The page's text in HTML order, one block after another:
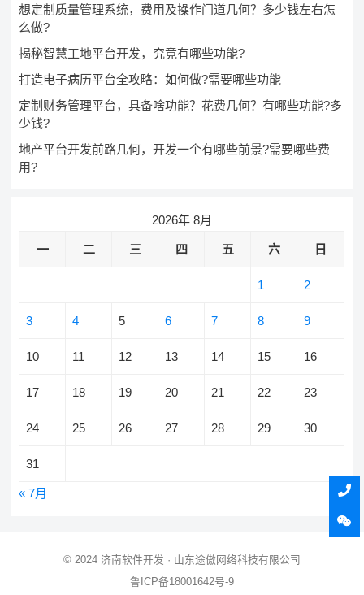
想定制质量管理系统，费用及操作门道几何？多少钱左右怎
么做?
揭秘智慧工地平台开发，究竟有哪些功能?
打造电子病历平台全攻略：如何做?需要哪些功能
定制财务管理平台，具备啥功能？花费几何？有哪些功能?多
少钱?
地产平台开发前路几何，开发一个有哪些前景?需要哪些费
用?
2026年 8月
一 二 三 四 五 六 日
1 2
3 4 5 6 7 8 9
10 11 12 13 14 15 16
17 18 19 20 21 22 23
24 25 26 27 28 29 30
31
« 7月
© 2024 济南软件开发 · 山东途傲网络科技有限公司
鲁ICP备18001642号-9